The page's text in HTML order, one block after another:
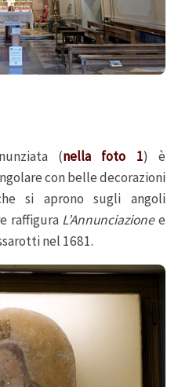
(nella foto 1) è
con belle decorazioni
si aprono sugli angoli
raffigura L’Annunciazionee
nel 1681.